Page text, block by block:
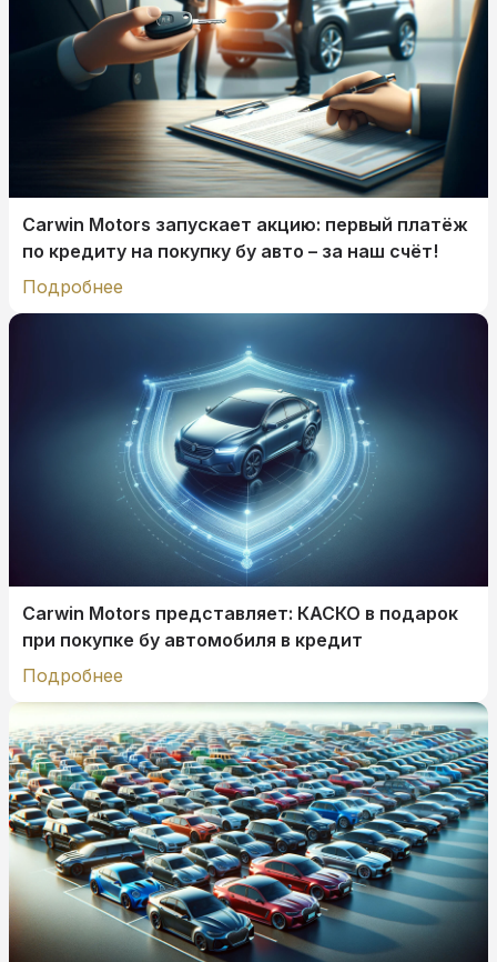
Carwin Motors запускает акцию: первый платёж
по кредиту на покупку бу авто – за наш счёт!
Подробнее
Carwin Motors представляет: КАСКО в подарок
при покупке бу автомобиля в кредит
Подробнее